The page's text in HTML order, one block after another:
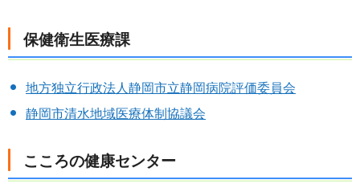
保健衛生医療課
地方独立行政法人静岡市立静岡病院評価委員会
静岡市清水地域医療体制協議会
こころの健康センター